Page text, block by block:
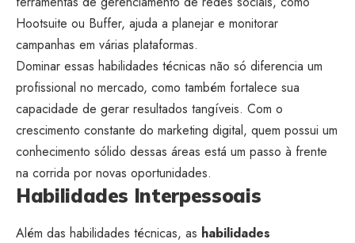
Hootsuite ou Buffer, ajuda a planejar e monitorar
campanhas em várias plataformas.
Dominar essas habilidades técnicas não só diferencia um
profissional no mercado, como também fortalece sua
capacidade de gerar resultados tangíveis. Com o
crescimento constante do marketing digital, quem possui um
conhecimento sólido dessas áreas está um passo à frente
na corrida por novas oportunidades.
Habilidades Interpessoais
Além das habilidades técnicas, as habilidades